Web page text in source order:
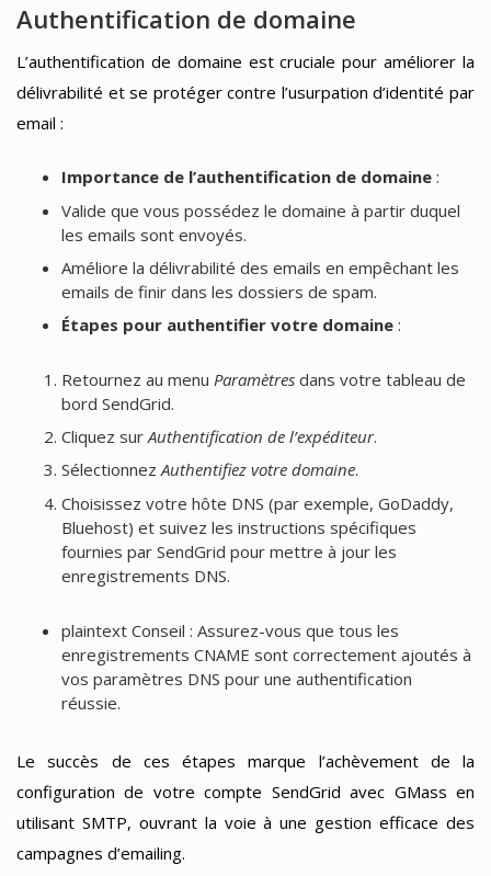
Authentification de domaine
L’authentification de domaine est cruciale pour améliorer la
délivrabilité et se protéger contre l’usurpation d’identité par
email :
Importance de l’authentification de domaine:
Valide que vous possédez le domaine à partir duquel
les emails sont envoyés.
Améliore la délivrabilité des emails en empêchant les
emails de finir dans les dossiers de spam.
Étapes pour authentifier votre domaine:
Retournez au menu Paramètresdans votre tableau de
bord SendGrid.
Cliquez surAuthentification de l’expéditeur.
SélectionnezAuthentifiez votre domaine.
Choisissez votre hôte DNS (par exemple, GoDaddy,
Bluehost) et suivez les instructions spécifiques
fournies par SendGrid pour mettre à jour les
enregistrements DNS.
plaintext Conseil : Assurez-vous que tous les
enregistrements CNAME sont correctement ajoutés à
vos paramètres DNS pour une authentification
réussie.
Le succès de ces étapes marque l’achèvement de la
configuration de votre compte SendGrid avec GMass en
utilisant SMTP, ouvrant la voie à une gestion efficace des
campagnes d’emailing.